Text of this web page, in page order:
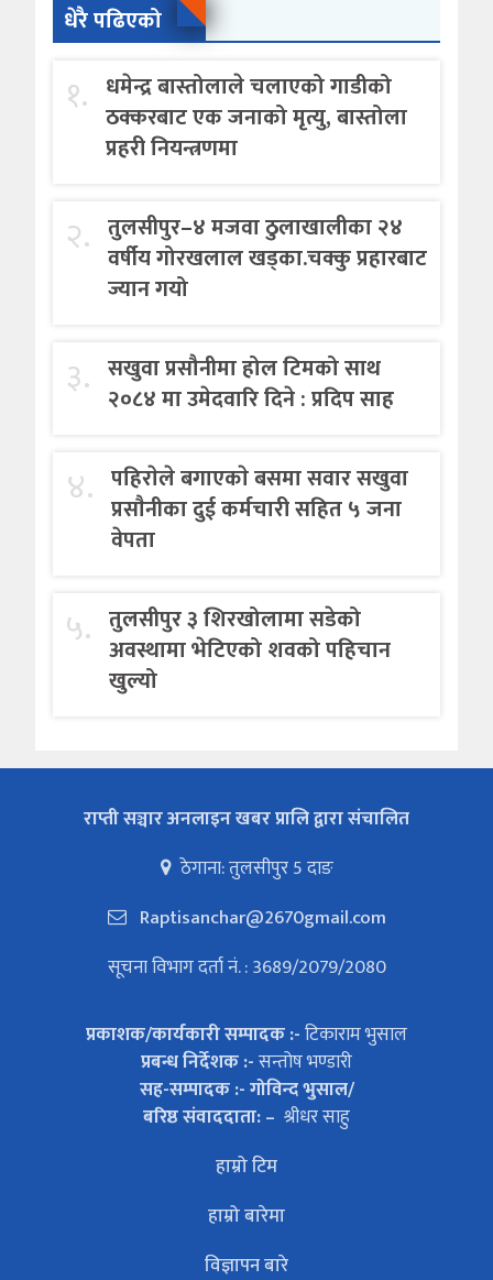
धेरै पढिएको
१. धमेन्द्र बास्तोलाले चलाएको गाडीको
ठक्करबाट एक जनाको मृत्यु, बास्तोला
प्रहरी नियन्त्रणमा
२. तुलसीपुर–४ मजवा ठुलाखालीका २४
वर्षीय गोरखलाल खड्का.चक्कु प्रहारबाट
ज्यान गयो
३. सखुवा प्रसौनीमा होल टिमको साथ
२०८४ मा उमेदवारि दिने : प्रदिप साह
४. पहिराेले बगाएकाे बसमा सवार सखुवा
प्रसाैनीका दुई कर्मचारी सहित ५ जना
वेपता
५. तुलसीपुर ३ शिरखोलामा सडेको
अवस्थामा भेटिएको शवको पहिचान
खुल्यो
राप्ती सञ्चार अनलाइन खबर प्रालि द्वारा संचालित
ठेगाना: तुलसीपुर 5 दाङ
Raptisanchar@2670gmail.com
सूचना विभाग दर्ता नं. : 3689/2079/2080
प्रकाशक/कार्यकारी सम्पादक :-टिकाराम भुसाल
प्रबन्ध निर्देशक :-सन्तोष भण्डारी
सह-सम्पादक :- गोविन्द भुसाल/
बरिष्ठ संवाददाता: – श्रीधर साहु
हाम्रो टिम
हाम्रो बारेमा
विज्ञापन बारे